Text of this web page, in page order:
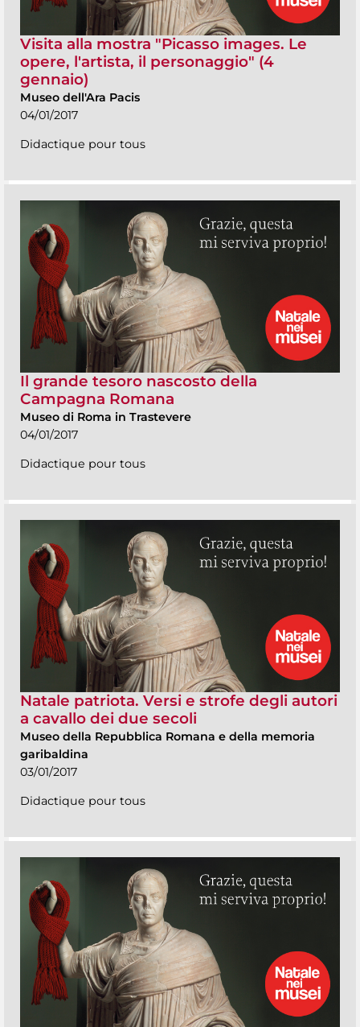
Visita alla mostra "Picasso images. Le
opere, l'artista, il personaggio" (4
gennaio)
Museo dell'Ara Pacis
04/01/2017
Didactique pour tous
Il grande tesoro nascosto della
Campagna Romana
Museo di Roma in Trastevere
04/01/2017
Didactique pour tous
Natale patriota. Versi e strofe degli autori
a cavallo dei due secoli
Museo della Repubblica Romana e della memoria
garibaldina
03/01/2017
Didactique pour tous